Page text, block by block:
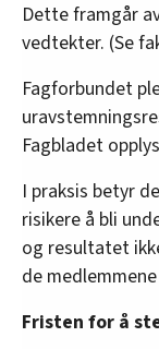
Dette framgår
vedtekter. (Se
Fagforbundet
Fagbladet
I praksis betyr
risikere å bli
og resultatet
de
Fristen for å